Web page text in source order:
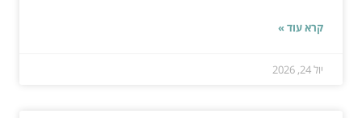
קרא עוד »
יול 24, 2026